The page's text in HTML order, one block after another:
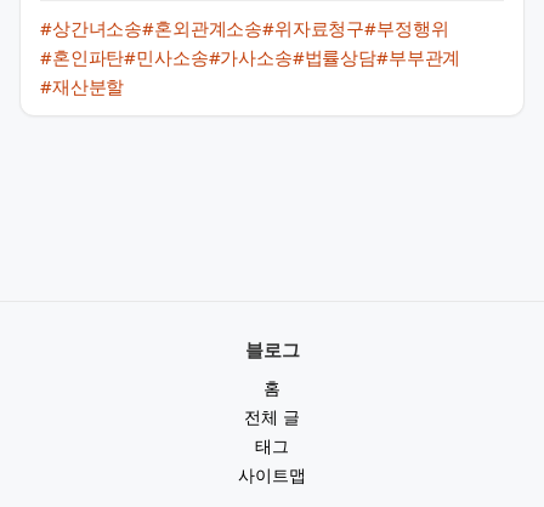
#상간녀소송#혼외관계소송#위자료청구#부정행위
#혼인파탄#민사소송#가사소송#법률상담#부부관계
#재산분할
블로그
홈
전체 글
태그
사이트맵